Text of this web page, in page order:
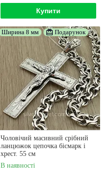
Купити
Ширина 8 мм Подарунок
Чоловічий масивний срібний
ланцюжок цепочка бісмарк і
хрест. 55 см
В наявності